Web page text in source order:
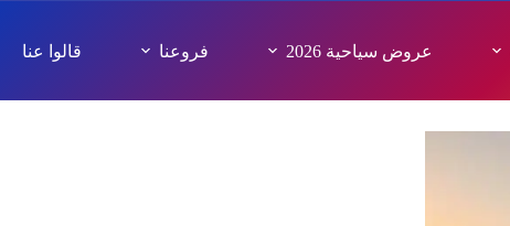
عروض سياحية 2026 فروعنا قالوا عنا